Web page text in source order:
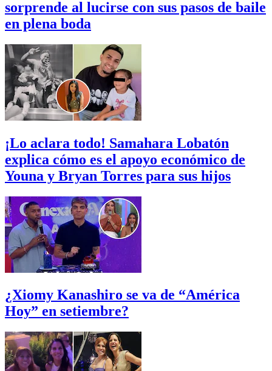
sorprende al lucirse con sus pasos de baile
en plena boda
¡Lo aclara todo! Samahara Lobatón
explica cómo es el apoyo económico de
Youna y Bryan Torres para sus hijos
¿Xiomy Kanashiro se va de “América
Hoy” en setiembre?